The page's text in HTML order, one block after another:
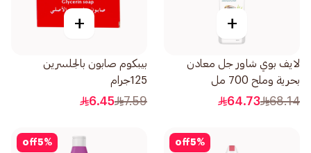
+
لايف بوي شاور جل معادن
بحرية وملح 700 مل
68.14
64.73
+
بيبكوم صابون بالجلسرين
125جرام
7.59
6.45
5%
off
5%
off